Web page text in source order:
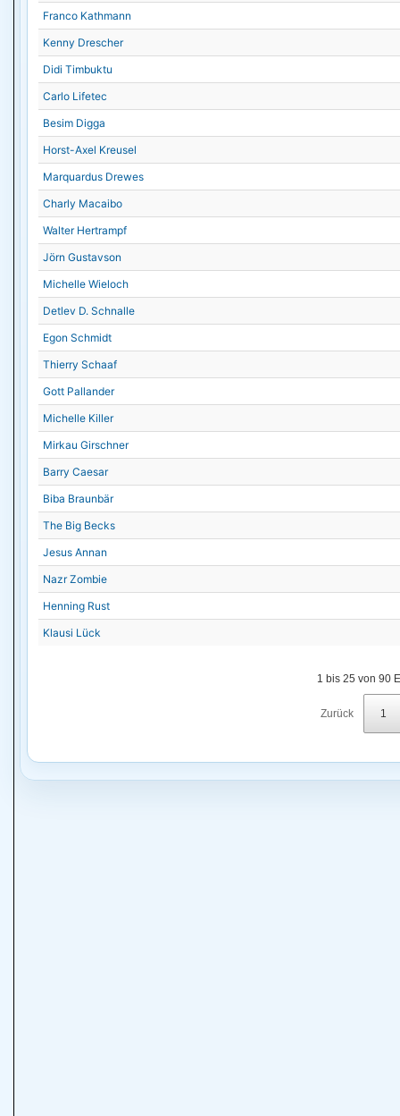
Franco Kathmann
Kenny Drescher
Didi Timbuktu
Carlo Lifetec
Besim Digga
Horst-Axel Kreusel
Marquardus Drewes
Charly Macaibo
Walter Hertrampf
Jörn Gustavson
Michelle Wieloch
Detlev D. Schnalle
Egon Schmidt
Thierry Schaaf
Gott Pallander
Michelle Killer
Mirkau Girschner
Barry Caesar
Biba Braunbär
The Big Becks
Jesus Annan
Nazr Zombie
Henning Rust
Klausi Lück
1 bis 25 von 90
Zurück 1